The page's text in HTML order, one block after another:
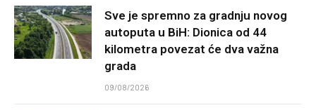
Sve je spremno za gradnju novog
autoputa u BiH: Dionica od 44
kilometra povezat će dva važna
grada
09/08/2026